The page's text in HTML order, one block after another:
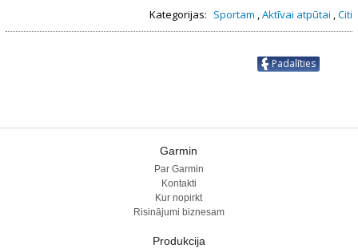
Kategorijas: Sportam ,Aktīvai atpūtai ,Citi
Padalīties
Garmin
Par Garmin
Kontakti
Kur nopirkt
Risinājumi biznesam
Produkcija